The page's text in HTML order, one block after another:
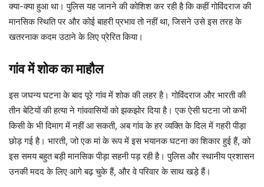
क्या-क्या हुआ था। पुलिस यह जानने की कोशिश कर रही है कि कहीं गोविंदराज की
मानसिक स्थिति पर और कोई बाहरी प्रभाव तो नहीं था, जिसने उसे इस तरह के
खतरनाक कदम उठाने के लिए प्रेरित किया।
गांव में शोक का माहौल
इस जघन्य घटना के बाद पूरे गांव में शोक की लहर है। गोविंदराज और भारती की
तीन बेटियों की हत्या ने गांववासियों को झकझोर दिया है। एक ऐसी घटना जो कभी
किसी के भी दिमाग में नहीं आ सकती, अब गांव के हर व्यक्ति के दिल में गहरी पीड़ा
छोड़ गई है। भारती, जो एक मां के रूप में इस भयानक घटना का शिकार हुई हैं, को
इस समय बहुत बड़ी मानसिक पीड़ा सहनी पड़ रही है। पुलिस और स्थानीय प्रशासन
उनकी मदद के लिए आगे बढ़ चुके हैं, और वे परिवार के साथ खड़े हैं।